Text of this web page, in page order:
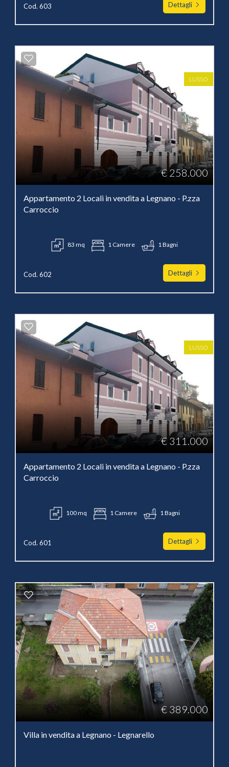
Cod. 603 Dettagli
LUSSO
€ 258.000
Appartamento 2 Locali in vendita a Legnano - P.zza
Carroccio
83 mq 1 Camere 1 Bagni
Cod. 602 Dettagli
LUSSO
€ 311.000
Appartamento 2 Locali in vendita a Legnano - P.zza
Carroccio
100 mq 1 Camere 1 Bagni
Cod. 601 Dettagli
€ 389.000
Villa in vendita a Legnano - Legnarello